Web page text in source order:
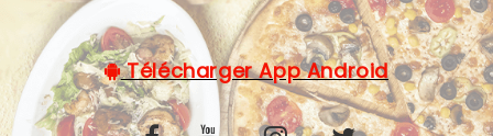
Télécharger App Android